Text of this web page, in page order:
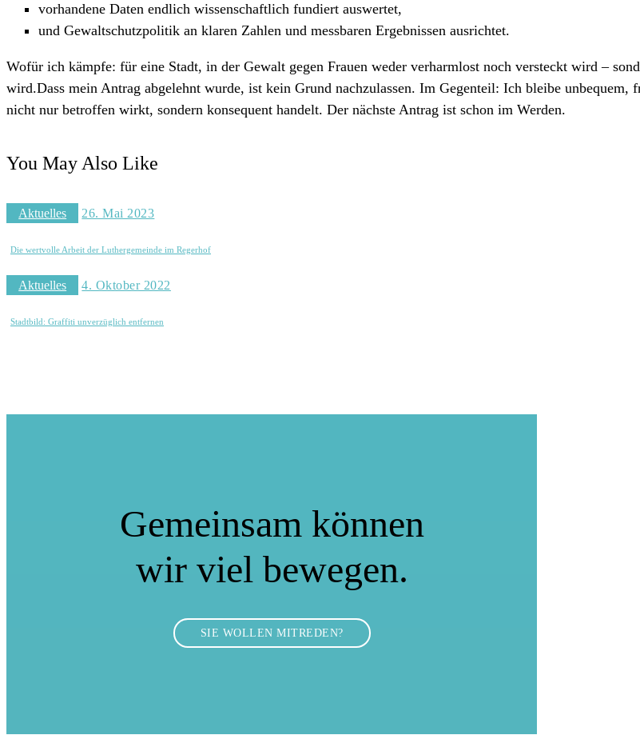
vorhandene Daten endlich wissenschaftlich fundiert auswertet,
und Gewaltschutzpolitik an klaren Zahlen und messbaren Ergebnissen ausrichtet.
Wofür ich kämpfe: für eine Stadt, in der Gewalt gegen Frauen weder verharmlost noch versteckt wird –
wird.Dass mein Antrag abgelehnt wurde, ist kein Grund nachzulassen. Im Gegenteil: Ich bleibe
nicht nur betroffen wirkt, sondern konsequent handelt. Der nächste Antrag ist schon im Werden.
You May Also Like
Aktuelles 26. Mai 2023
Die wertvolle Arbeit der Luthergemeinde im Regerhof
Aktuelles 4. Oktober 2022
Stadtbild: Graffiti unverzüglich entfernen
Gemeinsam können
wir viel bewegen.
SIE WOLLEN MITREDEN?